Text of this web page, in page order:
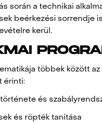
során a technikai
beérkezési sorrendje is
kerül.
többek között az
érinti:
és
és röpték tanítása